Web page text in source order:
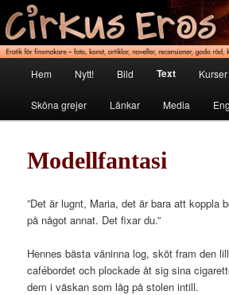
Hoppa
till
primärt
innehållCirkus Eros
Erotik för finsmakare
Hem Nytt! Bild Text Kurser
Sköna grejer Länkar Media
Modellfantasi
”Det är lugnt, Maria, det är bara att koppla
på något annat. Det fixar du.”
Hennes bästa väninna log, sköt fram den
cafébordet och plockade åt sig sina
dem i väskan som låg på stolen intill.